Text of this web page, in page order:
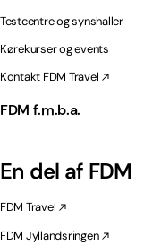
Testcentre og synshaller
Kørekurser og events
Kontakt FDM Travel
FDM f.m.b.a.
En del af FDM
FDM Travel
FDM Jyllandsringen